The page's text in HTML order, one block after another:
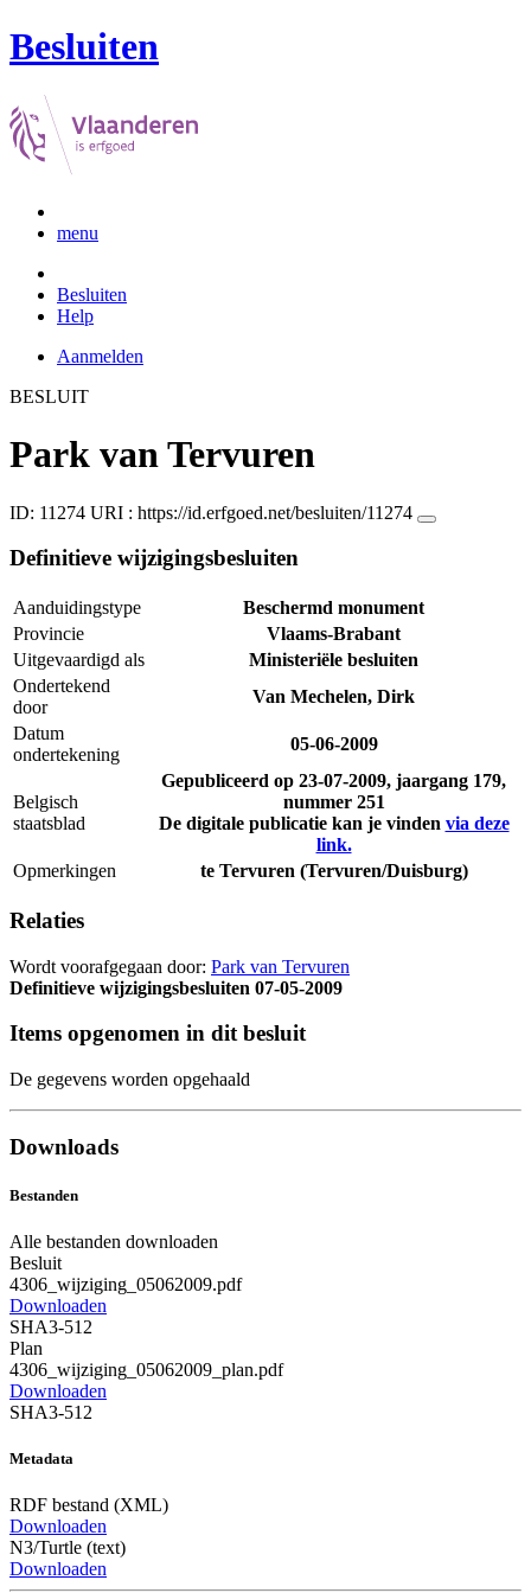
Besluiten
menu
Besluiten
Help
Aanmelden
BESLUIT
Park van Tervuren
ID: 11274 URI : https://id.erfgoed.net/besluiten/11274
Definitieve wijzigingsbesluiten
Aanduidingstype
Beschermd monument
Provincie
Vlaams-Brabant
Uitgevaardigd als
Ministeriële besluiten
Ondertekend
door
Van Mechelen, Dirk
Datum
ondertekening
05-06-2009
Belgisch
staatsblad
Gepubliceerd op 23-07-2009, jaargang 179,
nummer 251
De digitale publicatie kan je vinden via deze
link.
Opmerkingen
te Tervuren (Tervuren/Duisburg)
Relaties
Wordt voorafgegaan door: Park van Tervuren
Definitieve wijzigingsbesluiten 07-05-2009
Items opgenomen in dit besluit
De gegevens worden opgehaald
Downloads
Bestanden
Alle bestanden downloaden
Besluit
4306_wijziging_05062009.pdf
Downloaden
SHA3-512
Plan
4306_wijziging_05062009_plan.pdf
Downloaden
SHA3-512
Metadata
RDF bestand (XML)
Downloaden
N3/Turtle (text)
Downloaden